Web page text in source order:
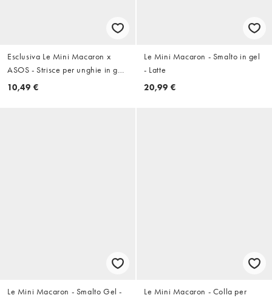
Esclusiva Le Mini Macaron x
ASOS - Strisce per unghie in gel
- French Tip
10,49 €
Le Mini Macaron - Smalto in gel
- Latte
20,99 €
Le Mini Macaron - Smalto Gel -
Le Mini Macaron - Colla per